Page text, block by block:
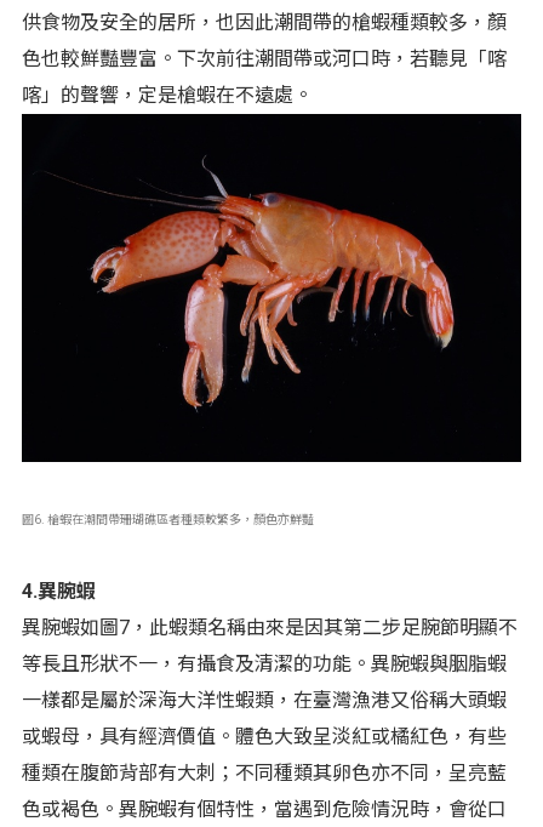
供食物及安全的居所，也因此潮間帶的槍蝦種類較多，顏
色也較鮮豔豐富。下次前往潮間帶或河口時，若聽見「喀
喀」的聲響，定是槍蝦在不遠處。
圖6. 槍蝦在潮間帶珊瑚礁區者種類較繁多，顏色亦鮮豔
4.異腕蝦
異腕蝦如圖7，此蝦類名稱由來是因其第二步足腕節明顯不
等長且形狀不一，有攝食及清潔的功能。異腕蝦與胭脂蝦
一樣都是屬於深海大洋性蝦類，在臺灣漁港又俗稱大頭蝦
或蝦母，具有經濟價值。體色大致呈淡紅或橘紅色，有些
種類在腹節背部有大刺；不同種類其卵色亦不同，呈亮藍
色或褐色。異腕蝦有個特性，當遇到危險情況時，會從口